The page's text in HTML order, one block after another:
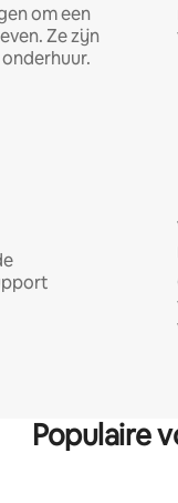
om een
Ze zijn
Populaire